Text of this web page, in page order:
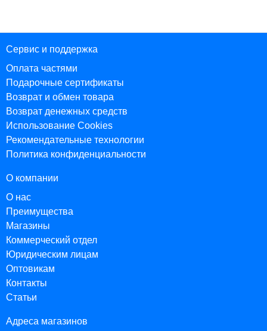
Сервис и поддержка
Оплата частями
Подарочные сертификаты
Возврат и обмен товара
Возврат денежных средств
Использование Cookies
Рекомендательные технологии
Политика конфиденциальности
О компании
О нас
Преимущества
Магазины
Коммерческий отдел
Юридическим лицам
Оптовикам
Контакты
Статьи
Адреса магазинов